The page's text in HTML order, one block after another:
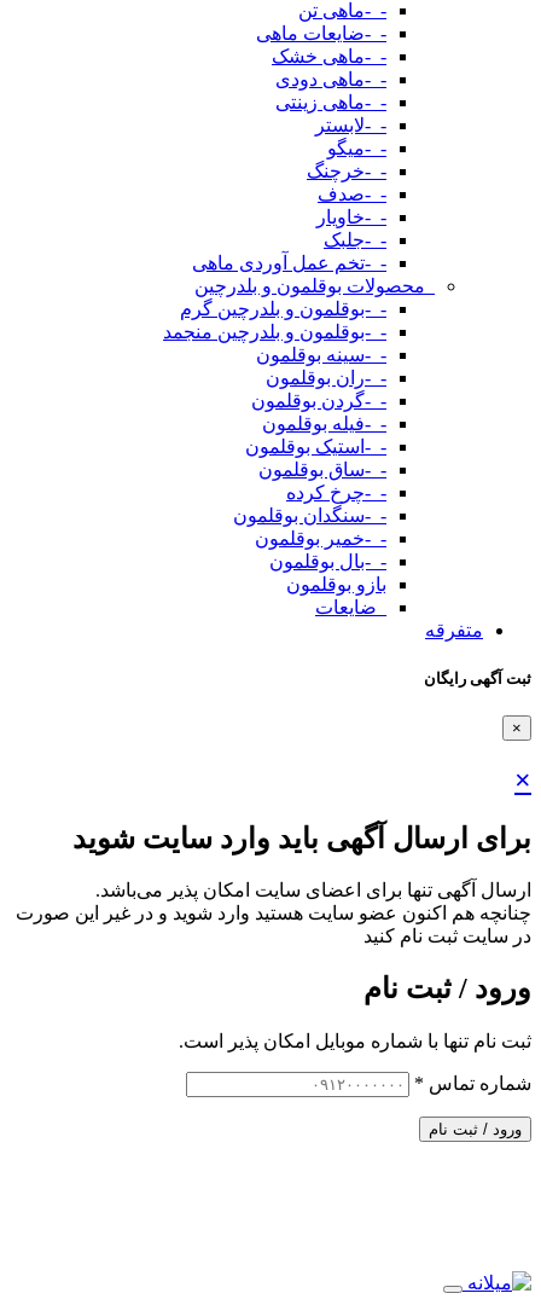
-_-ماهی تن
-_-ضایعات ماهی
-_-ماهی خشک
-_-ماهی دودی
-_-ماهی زینتی
-_-لابستر
-_-میگو
-_-خرچنگ
-_-صدف
-_-خاویار
-_-جلبک
-_-تخم عمل آوردی ماهی
_محصولات بوقلمون و بلدرچین
-_-بوقلمون و بلدرچین گرم
-_-بوقلمون و بلدرچین منجمد
-_-سینه بوقلمون
-_-ران بوقلمون
-_-گردن بوقلمون
-_-فیله بوقلمون
-_-استیک بوقلمون
-_-ساق بوقلمون
-_-چرخ کرده
-_-سنگدان بوقلمون
-_-خمیر بوقلمون
-_-بال بوقلمون
بازو بوقلمون
_ضایعات
متفرقه
ثبت آگهی رایگان
×
×
برای ارسال آگهی باید وارد سایت شوید
ارسال آگهی تنها برای اعضای سایت امکان پذیر می‌باشد.
چنانچه هم‌ اکنون عضو سایت هستید وارد شوید و در غیر این صورت
در سایت ثبت نام کنید
ورود / ثبت نام
ثبت نام تنها با شماره موبایل امکان پذیر است.
شماره تماس *
ورود / ثبت نام